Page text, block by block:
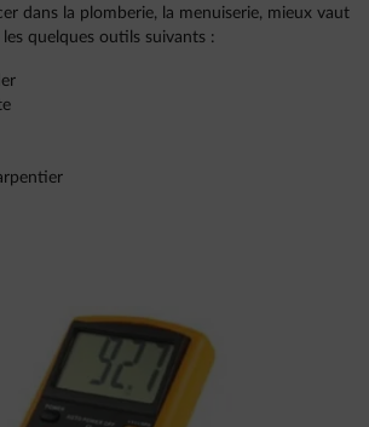
dans la plomberie, la menuiserie, mieux vaut
quelques outils suivants :